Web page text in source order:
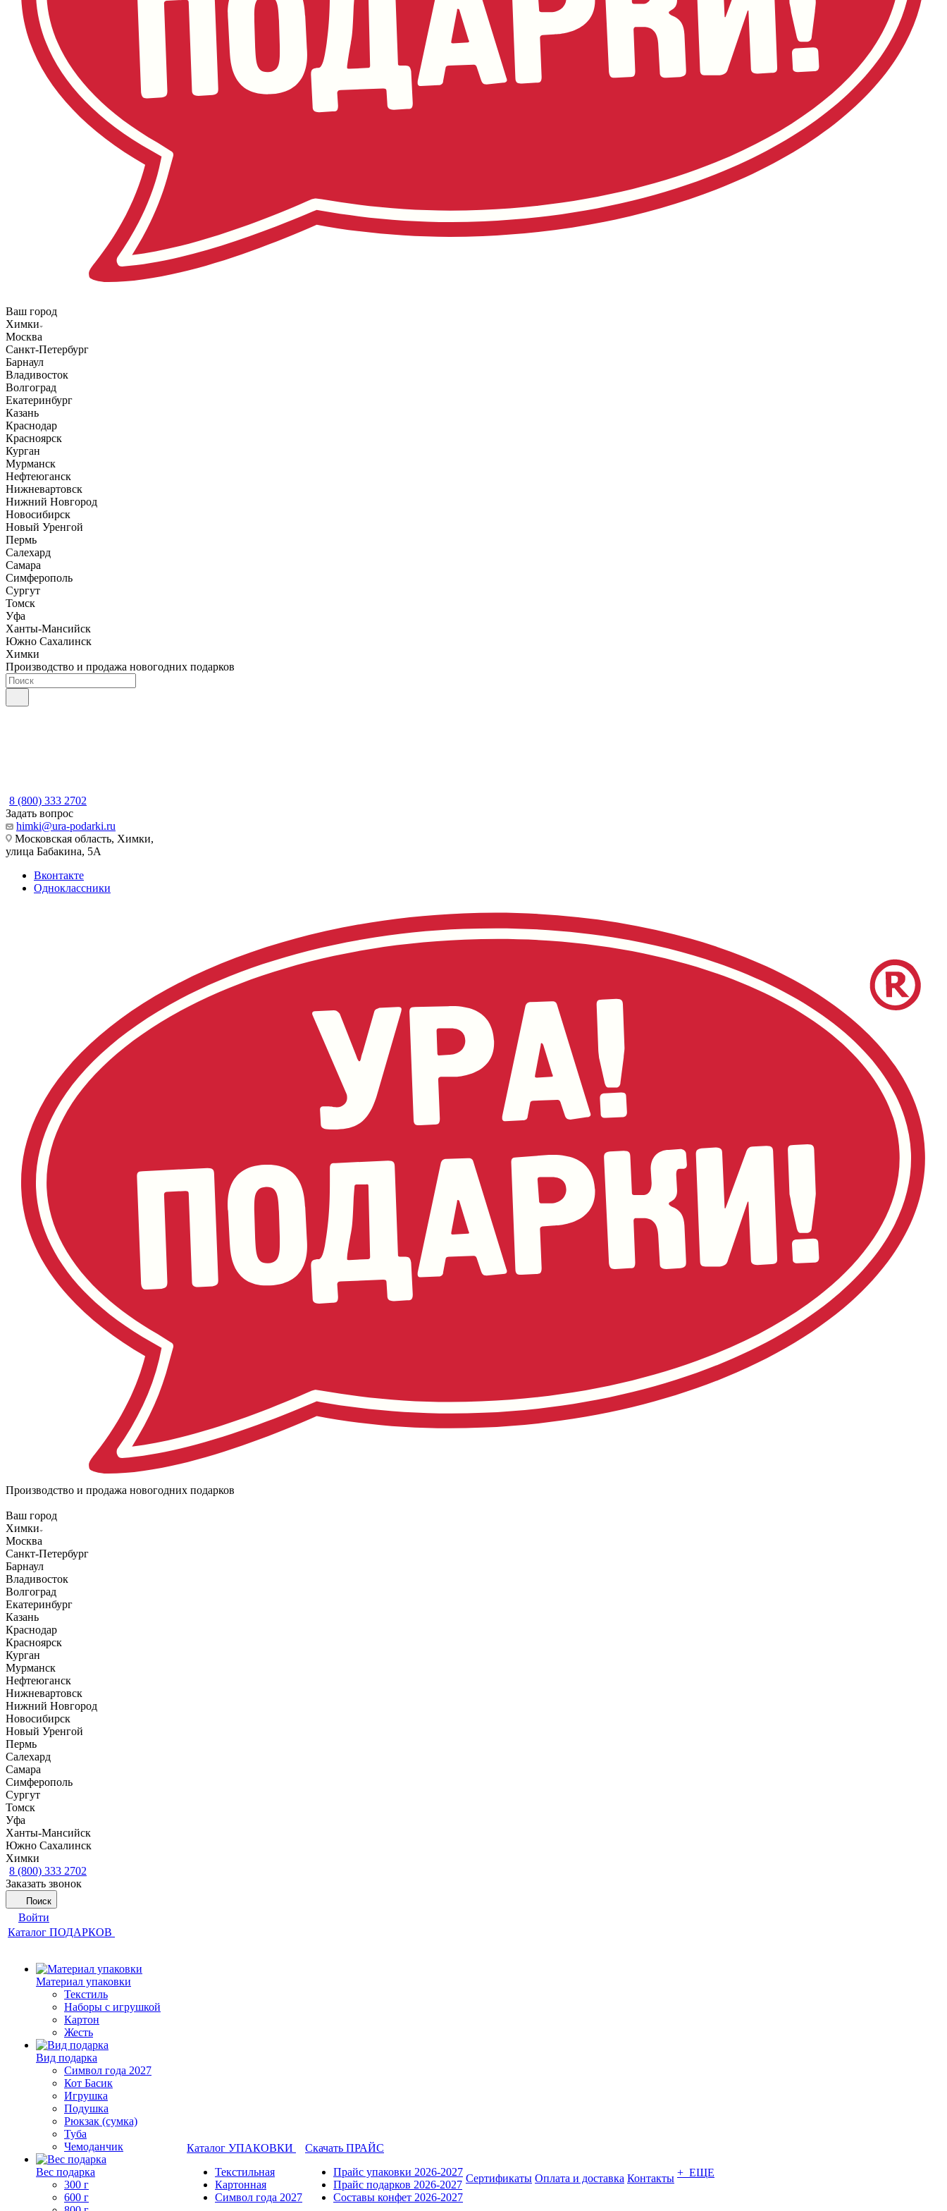
Ваш город
Химки
Москва
Санкт-Петербург
Барнаул
Владивосток
Волгоград
Екатеринбург
Казань
Краснодар
Красноярск
Курган
Мурманск
Нефтеюганск
Нижневартовск
Нижний Новгород
Новосибирск
Новый Уренгой
Пермь
Салехард
Самара
Симферополь
Сургут
Томск
Уфа
Ханты-Мансийск
Южно Сахалинск
Химки
Производство и продажа новогодних подарков
8 (800) 333 2702
Задать вопрос
himki@ura-podarki.ru
Московская область, Химки,
улица Бабакина, 5А
Вконтакте
Одноклассники
Производство и продажа новогодних подарков
Ваш город
Химки
Москва
Санкт-Петербург
Барнаул
Владивосток
Волгоград
Екатеринбург
Казань
Краснодар
Красноярск
Курган
Мурманск
Нефтеюганск
Нижневартовск
Нижний Новгород
Новосибирск
Новый Уренгой
Пермь
Салехард
Самара
Симферополь
Сургут
Томск
Уфа
Ханты-Мансийск
Южно Сахалинск
Химки
8 (800) 333 2702
Заказать звонок
Поиск
Войти
Каталог ПОДАРКОВ
Материал упаковки
Текстиль
Наборы с игрушкой
Картон
Жесть
Вид подарка
Символ года 2027
Кот Басик
Игрушка
Подушка
Рюкзак (сумка)
Туба
Чемоданчик
Вес подарка
300 г
600 г
Каталог УПАКОВКИ
Текстильная
Картонная
Символ года 2027
Скачать ПРАЙС
Прайс упаковки 2026-2027
Прайс подарков 2026-2027
Составы конфет 2026-2027
Сертификаты Оплата и доставка Контакты + ЕЩЕ